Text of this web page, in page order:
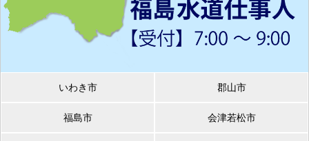
いわき市 郡山市
福島市 会津若松市